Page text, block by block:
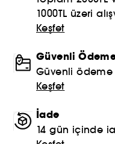
1000TL üzeri
Keşfet
Güvenli
Güvenli ödeme
Keşfet
İade
14 gün içinde